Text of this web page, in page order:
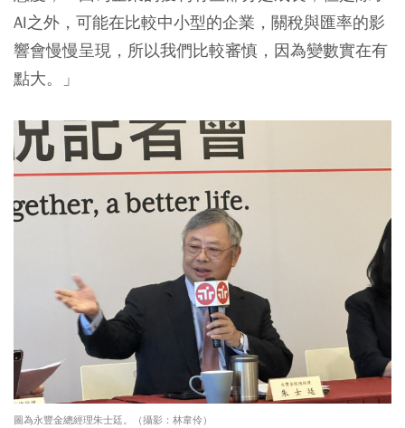
AI之外，可能在比較中小型的企業，關稅與匯率的影
響會慢慢呈現，所以我們比較審慎，因為變數實在有
點大。」
圖為永豐金總經理朱士廷。（攝影：林韋伶）